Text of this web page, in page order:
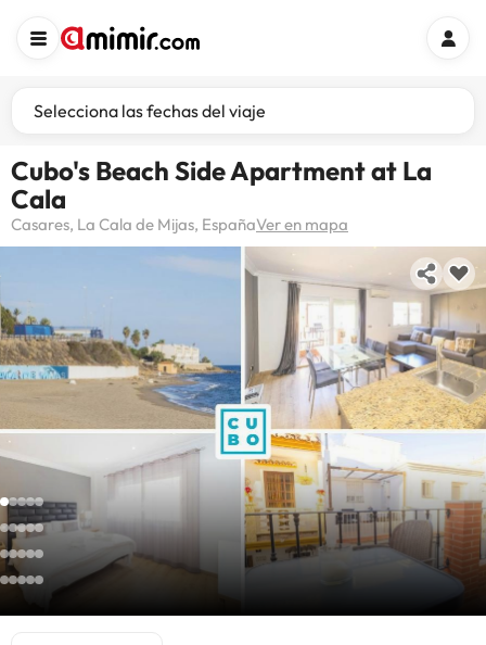
Selecciona las fechas del viaje
Cubo's Beach Side Apartment at La
Cala
Casares, La Cala de Mijas, EspañaVer en mapa